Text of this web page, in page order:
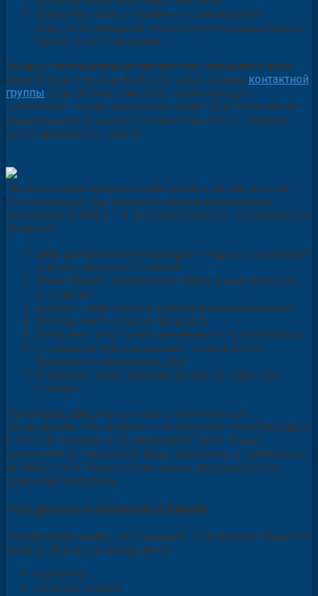
Установка нового элемента производится
обратным порядком. Используются вновь болты с
отрывными головками.
Кстати, необязательно полностью обновлять весь
узел. В ряде случаев требуется лишь замена контактной
группы узла. Но как поменять неработающую
контактную группу замка зажигания? Для этого после
демонтажа узла достаточно её открепить от личинки,
затем прикрепить новую.
Немного иначе придется действовать по инструкции,
описывающей, как поменять неисправный замок
зажигания на ВАЗ 2114. Хотя инструменты используются
такие же.
Сняв декоративную накладку «Лада», откручивают
крышку звукового сигнала.
Откручивают центральную гайку и снимают руль
со шлицов.
Удаляют пластиковые кожухи рулевой колонки.
Отсоединяют колодки проводов.
Вставляют ключ и поворачивают в положение «0».
С помощью зубила срывают старые болты.
Извлекают сломанный узел.
Установку новой обоймы делают в обратном
порядке.
Как видим, процесс несколько отличается от
предыдущих. Что интересно, инструкция, повествующая
о том, как поменять вышедший из строя замок
зажигания на Пассате Б3, будет напоминать технологию
от ВАЗ 2114. У Пассата тоже нужно предварительно
демонтировать руль.
Что делать с Калиной и Нивой
Рассмотрим теперь, как заменить поломанный замок на
Калине. Для этого понадобятся:
отвертка;
молоток, зубило.